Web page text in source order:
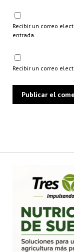
Recibir un correo
entrada.
Recibir un correo